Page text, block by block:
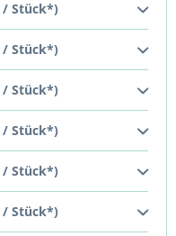
/ Stück*)
/ Stück*)
/ Stück*)
/ Stück*)
/ Stück*)
/ Stück*)